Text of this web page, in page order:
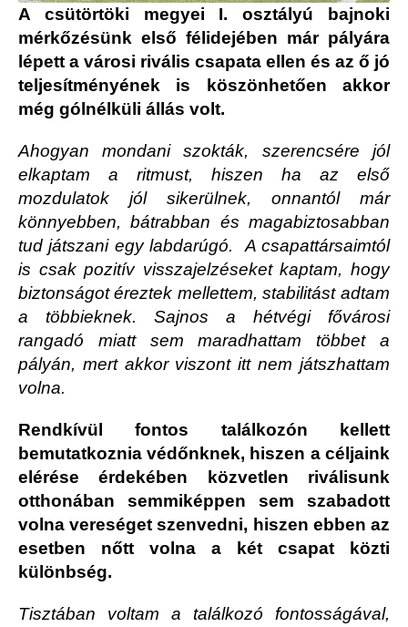
A csütörtöki megyei I. osztályú bajnoki
mérkőzésünk első félidejében már pályára
lépett a városi rivális csapata ellen és az ő jó
teljesítményének is köszönhetően akkor
még gólnélküli állás volt.
Ahogyan mondani szokták, szerencsére jól
elkaptam a ritmust, hiszen ha az első
mozdulatok jól sikerülnek, onnantól már
könnyebben, bátrabban és magabiztosabban
tud játszani egy labdarúgó. A csapattársaimtól
is csak pozitív visszajelzéseket kaptam, hogy
biztonságot éreztek mellettem, stabilitást adtam
a többieknek. Sajnos a hétvégi fővárosi
rangadó miatt sem maradhattam többet a
pályán, mert akkor viszont itt nem játszhattam
volna.
Rendkívül fontos találkozón kellett
bemutatkoznia védőnknek, hiszen a céljaink
elérése érdekében közvetlen riválisunk
otthonában semmiképpen sem szabadott
volna vereséget szenvedni, hiszen ebben az
esetben nőtt volna a két csapat közti
különbség.
Tisztában voltam a találkozó fontosságával,